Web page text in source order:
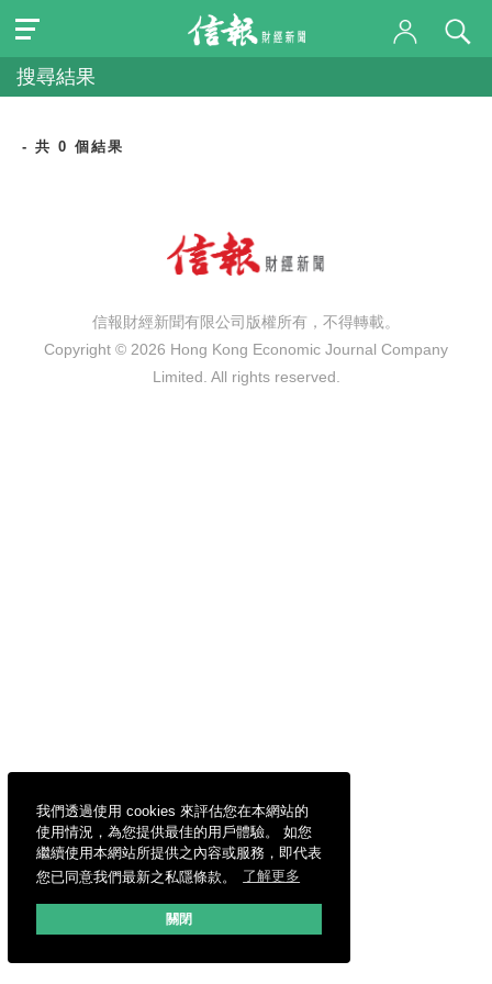
我們透過使用 cookies 來評估您在本網站的
使用情況，為您提供最佳的用戶體驗。 如您
繼續使用本網站所提供之內容或服務，即代表
您已同意我們最新之私隱條款。
了解更多
關閉
搜尋結果
- 共 0 個結果
信報財經新聞有限公司版權所有，不得轉載。
Copyright © 2026 Hong Kong Economic Journal Company
Limited. All rights reserved.